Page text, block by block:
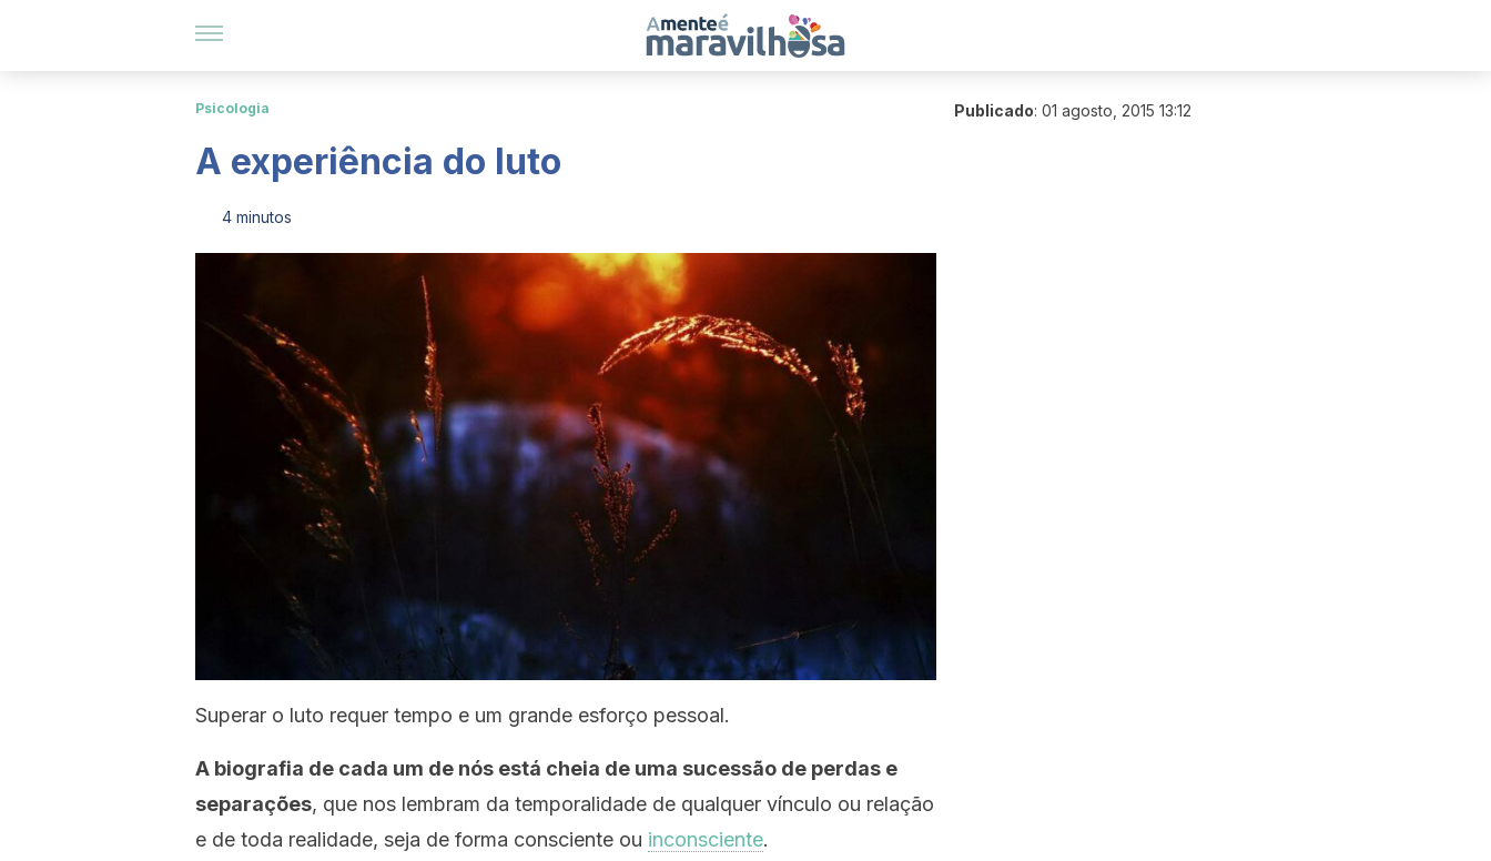
Psicologia
A experiência do luto
4 minutos
Superar o luto requer tempo e um grande esforço pessoal.
A biografia de cada um de nós está cheia de uma sucessão de perdas e
separações, que nos lembram da temporalidade de qualquer vínculo ou relação
e de toda realidade, seja de forma consciente ou inconsciente.
Publicado: 01 agosto, 2015 13:12